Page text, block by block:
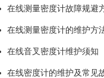
在线测量密度计故障规避
在线测量密度计的维护方
在线音叉密度计维护须知
在线密度计的维护及常见